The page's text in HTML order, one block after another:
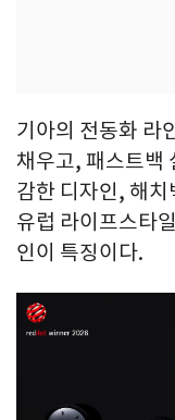
기아의 전동화 라
채우고, 패스트백
감한 디자인, 해
유럽 라이프스타
인이 특징이다.